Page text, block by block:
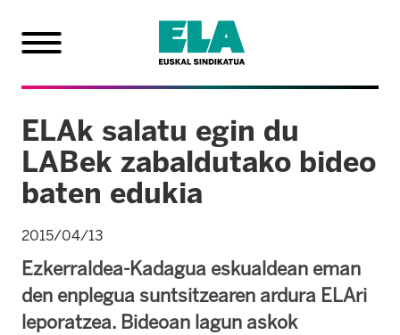
ELAk salatu egin du
LABek zabaldutako bideo
baten edukia
2015/04/13
Ezkerraldea-Kadagua eskualdean eman
den enplegua suntsitzearen ardura ELAri
leporatzea. Bideoan lagun askok